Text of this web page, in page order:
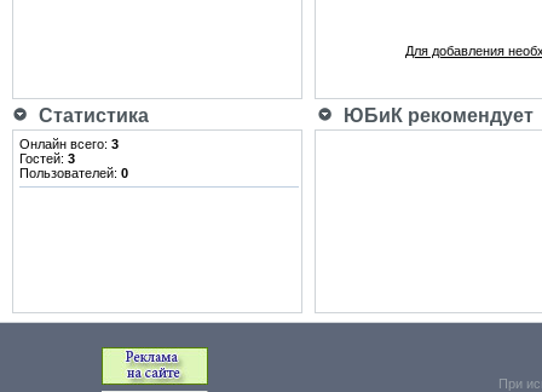
Для добавления
Статистика ЮБиК рекомендует
Онлайн всего: 3
Гостей: 3
Пользователей: 0
При